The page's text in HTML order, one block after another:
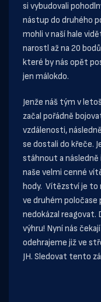
si vybudovali
nástup do druhého
mohli v naší hale
narostl až na 20
které by nás opět
jen málokdo.
Jenže náš tým v
začal pořádně
vzdálenosti,
se dostali do křeče.
stáhnout a následně
naše velmi cenné
hody. Vítězství je to
ve druhém poločase
nedokázal reagovat.
výhru! Nyní nás
odehrajeme již ve
JH. Sledovat tento